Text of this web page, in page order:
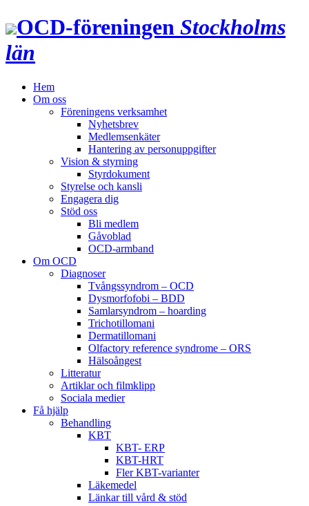
OCD‑föreningen Stockholms
län
Hem
Om oss
Föreningens verksamhet
Nyhetsbrev
Medlemsenkäter
Hantering av personuppgifter
Vision & styrning
Styrdokument
Styrelse och kansli
Engagera dig
Stöd oss
Bli medlem
Gåvoblad
OCD-armband
Om OCD
Diagnoser
Tvångssyndrom – OCD
Dysmorfofobi – BDD
Samlarsyndrom – hoarding
Trichotillomani
Dermatillomani
Olfactory reference syndrome – ORS
Hälsoångest
Litteratur
Artiklar och filmklipp
Sociala medier
Få hjälp
Behandling
KBT
KBT- ERP
KBT-HRT
Fler KBT-varianter
Läkemedel
Länkar till vård & stöd